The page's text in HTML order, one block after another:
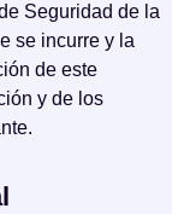
Seguridad de la
se incurre y la
de este
y de los